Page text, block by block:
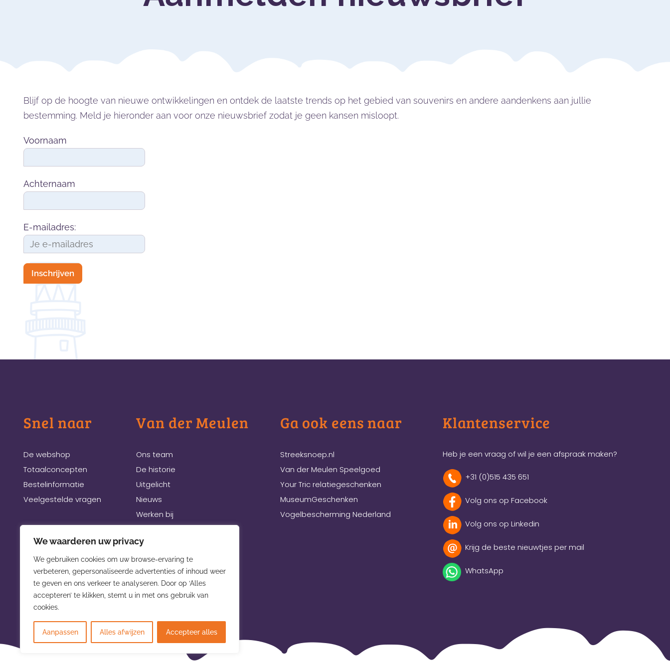
We waarderen uw privacy
We gebruiken cookies om uw browse-ervaring te
verbeteren, gepersonaliseerde advertenties of inhoud weer
te geven en ons verkeer te analyseren. Door op ‘Alles
accepteren’ te klikken, stemt u in met ons gebruik van
cookies.
Aanpassen Alles afwijzen Accepteer alles
Blijf op de hoogte van nieuwe ontwikkelingen en ontdek de laatste trends op het gebied van souvenirs en andere aandenkens aan jullie
bestemming. Meld je hieronder aan voor onze nieuwsbrief zodat je geen kansen misloopt.
Voornaam
Achternaam
E-mailadres:
Snel naar
De webshop
Totaalconcepten
Bestelinformatie
Veelgestelde vragen
Van der Meulen
Ons team
De historie
Uitgelicht
Nieuws
Werken bij
Beurzen
Ga ook eens naar
Streeksnoep.nl
Van der Meulen Speelgoed
Your Tric relatiegeschenken
MuseumGeschenken
Vogelbescherming Nederland
Klantenservice
Heb je een vraag of wil je een afspraak maken?
+31 (0)515 435 651
Volg ons op Facebook
Volg ons op Linkedin
Krijg de beste nieuwtjes per mail
WhatsApp